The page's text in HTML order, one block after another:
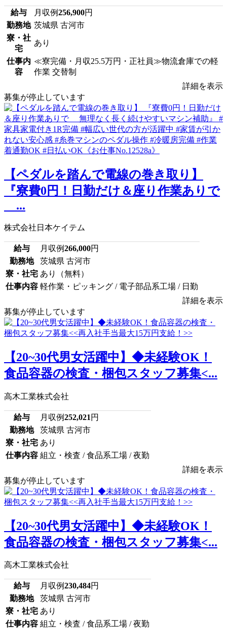
給与 月収例256,900円
勤務地 茨城県 古河市
寮・社
宅
あり
仕事内
容
≪寮完備・月収25.5万円・正社員≫物流倉庫での軽
作業 交替制
詳細を表示
募集が停止しています
【ペダルを踏んで電線の巻き取り】
『寮費0円！日勤だけ＆座り作業ありで
...
株式会社日本ケイテム
給与 月収例266,000円
勤務地
茨城県 古河市
寮・社宅 あり（無料）
仕事内容 軽作業・ピッキング / 電子部品系工場 / 日勤
詳細を表示
募集が停止しています
【20~30代男女活躍中】◆未経験OK！
食品容器の検査・梱包スタッフ募集<...
高木工業株式会社
給与 月収例252,021 円
勤務地
茨城県 古河市
寮・社宅 あり
仕事内容 組立・検査 / 食品系工場 / 夜勤
詳細を表示
募集が停止しています
【20~30代男女活躍中】◆未経験OK！
食品容器の検査・梱包スタッフ募集<...
高木工業株式会社
給与 月収例230,484円
勤務地
茨城県 古河市
寮・社宅 あり
仕事内容 組立・検査 / 食品系工場 / 夜勤